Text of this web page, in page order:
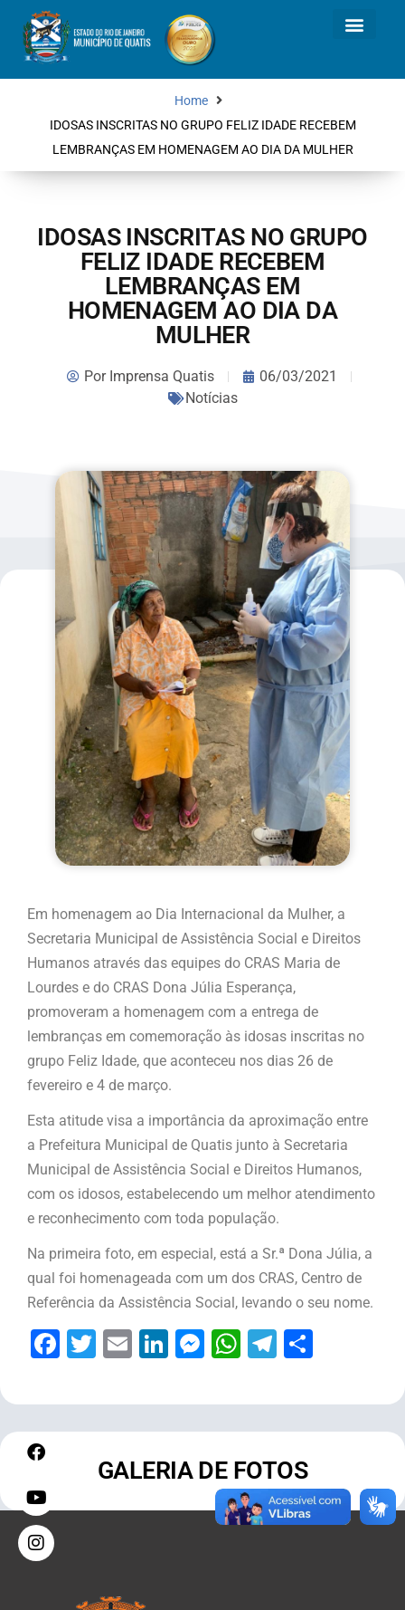
Home
IDOSAS INSCRITAS NO GRUPO FELIZ IDADE RECEBEM
LEMBRANÇAS EM HOMENAGEM AO DIA DA MULHER
IDOSAS INSCRITAS NO GRUPO
FELIZ IDADE RECEBEM
LEMBRANÇAS EM
HOMENAGEM AO DIA DA
MULHER
PorImprensa Quatis
06/03/2021
Notícias
Em homenagem ao Dia Internacional da Mulher, a
Secretaria Municipal de Assistência Social e Direitos
Humanos através das equipes do CRAS Maria de
Lourdes e do CRAS Dona Júlia Esperança,
promoveram a homenagem com a entrega de
lembranças em comemoração às idosas inscritas no
grupo Feliz Idade, que aconteceu nos dias 26 de
fevereiro e 4 de março.
Esta atitude visa a importância da aproximação entre
a Prefeitura Municipal de Quatis junto à Secretaria
Municipal de Assistência Social e Direitos Humanos,
com os idosos, estabelecendo um melhor atendimento
e reconhecimento com toda população.
Na primeira foto, em especial, está a Sr.ª Dona Júlia, a
qual foi homenageada com um dos CRAS, Centro de
Referência da Assistência Social, levando o seu nome.
Facebook
Twitter
EmailLinkedIn
Messenger
WhatsApp
Telegram
GALERIA DE FOTOS